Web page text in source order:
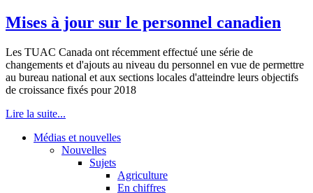
Mises à jour sur le personnel canadien
Les TUAC Canada ont récemment effectué une série de
changements et d'ajouts au niveau du personnel en vue de permettre
au bureau national et aux sections locales d'atteindre leurs objectifs
de croissance fixés pour 2018
Lire la suite...
Médias et nouvelles
Nouvelles
Sujets
Agriculture
En chiffres